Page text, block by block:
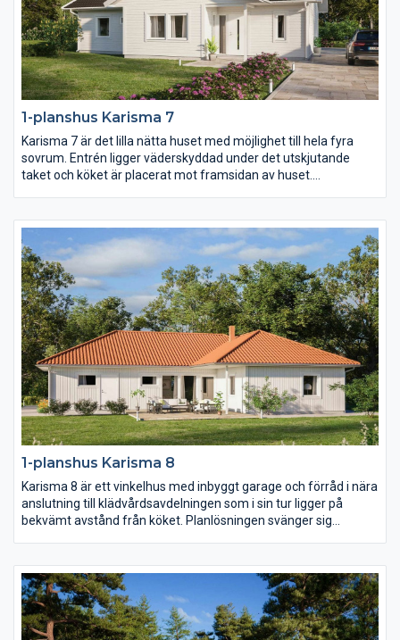
1-planshus Karisma 7
Karisma 7 är det lilla nätta huset med möjlighet till hela fyra
sovrum. Entrén ligger väderskyddad under det utskjutande
taket och köket är placerat mot framsidan av huset.
passage in till huset.
1-planshus Karisma 8
Karisma 8 är ett vinkelhus med inbyggt garage och förråd i nära
anslutning till klädvårdsavdelningen som i sin tur ligger på
bekvämt avstånd från köket. Planlösningen svänger sig
placerat mot trädgårdssidan. I husets vinkel placeras med
fördel en härlig uteplats i lä.